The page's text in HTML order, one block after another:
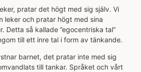
pratar det högt med sig själv. Vi
leker och pratar högt med sina
Detta så kallade ”egocentriska tal”
till ett inre tal i form av tänkande.
barnet, det pratar inte med sig
till tankar. Språket och vårt